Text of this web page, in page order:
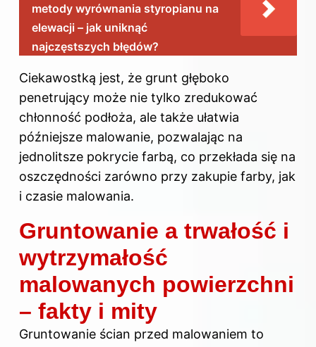
metody wyrównania styropianu na
elewacji – jak uniknąć
najczęstszych błędów?
Ciekawostką jest, że grunt głęboko
penetrujący może nie tylko zredukować
chłonność podłoża, ale także ułatwia
późniejsze malowanie, pozwalając na
jednolitsze pokrycie farbą, co przekłada się na
oszczędności zarówno przy zakupie farby, jak
i czasie malowania.
Gruntowanie a trwałość i
wytrzymałość
malowanych powierzchni
– fakty i mity
Gruntowanie ścian przed malowaniem to